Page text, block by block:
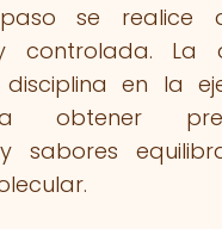
se realice
controlada. La
en la
obtener
sabores